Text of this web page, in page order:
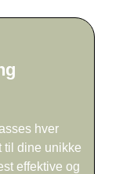
hver
til dine unikke
effektive og